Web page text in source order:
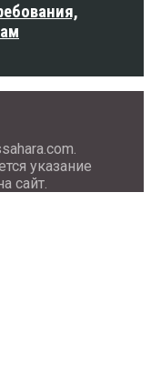
указание
сайт.